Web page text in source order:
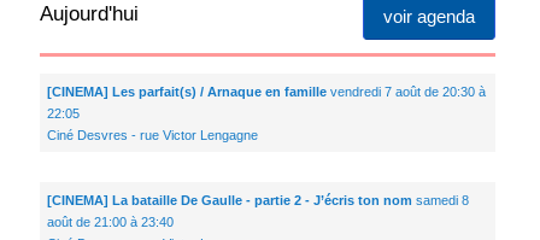
voir agenda
Aujourd'hui
[CINEMA] Les parfait(s) / Arnaque en famillevendredi 7 août de 20:30 à
22:05
Ciné Desvres - rue Victor Lengagne
[CINEMA] La bataille De Gaulle - partie 2 - J’écris ton nom samedi 8
août de 21:00 à 23:40